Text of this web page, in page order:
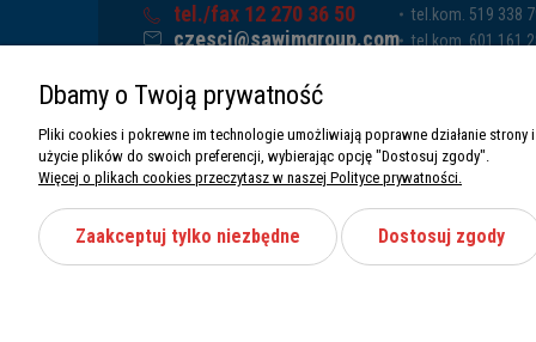
tel./fax 12 270 36 50
czesci@sawimgroup.com
32-080 Zabierzów
NIP: 5130284470
REGON: 5246591010
tel.kom. 519 338
tel.kom. 601 161
Dbamy o Twoją prywatność
Pliki cookies i pokrewne im technologie umożliwiają poprawne działanie
użycie plików do swoich preferencji, wybierając opcję "Dostosuj zgody".
Więcej o plikach cookies przeczytasz w naszej Polityce prywatności.
Zaakceptuj tylko niezbędne Dostosuj zgody